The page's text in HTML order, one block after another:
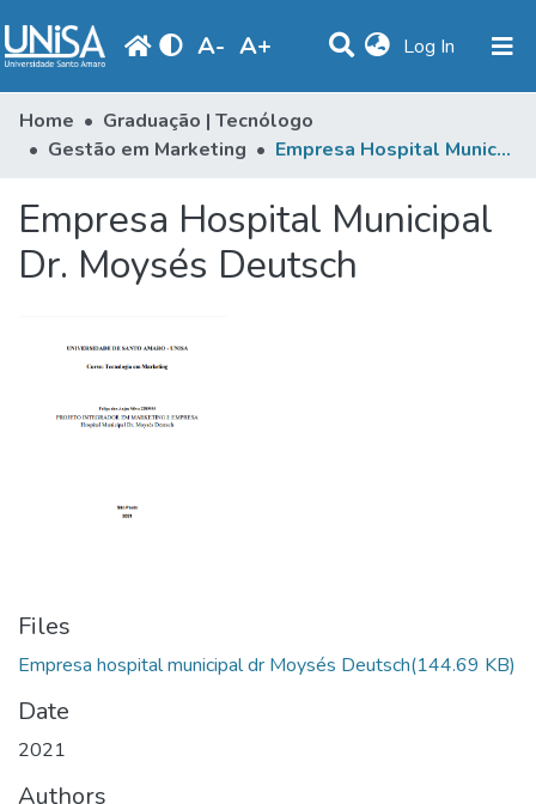
A- A+ Log In (current)
Statistics
Communities & Collections
Browse
Produção Docente
Periodicals
Home
Graduação | Tecnólogo
Gestão em Marketing
Empresa Hospital Municipal Dr. Moysés Deutsch
Empresa Hospital Municipal
Dr. Moysés Deutsch
Files
Empresa hospital municipal dr Moysés Deutsch(144.69 KB)
Date
2021
Authors